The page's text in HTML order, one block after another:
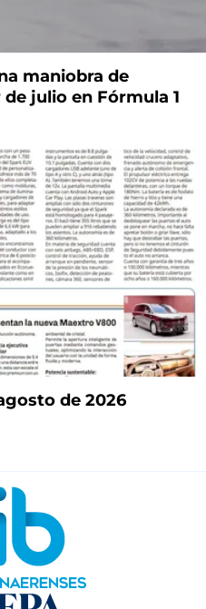
maniobra de
julio en Fórmula 1
de 2026